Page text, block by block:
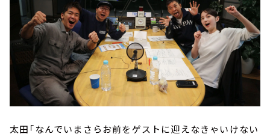
太田「なんでいまさらお前をゲストに迎えなきゃいけない